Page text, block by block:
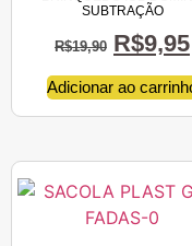
SUBTRAÇÃO
R$19,90 R$9,95
Adicionar ao